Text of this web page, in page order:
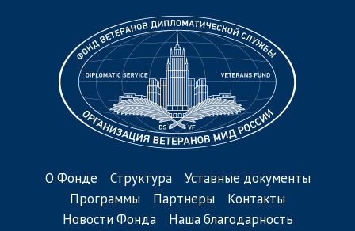
О Фонде Структура
Уставные документы
Программы
Партнеры
Контакты
Новости Фонда
Наша благодарность